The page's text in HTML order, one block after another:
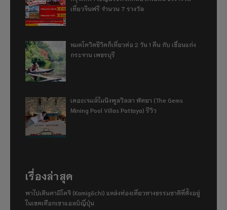
เที่ยวจีนฟรี จำนวน 7 รางวัล
หมดโควิดชีวิตก็เที่ยวต่อ 2 วัน 1 คืน กับ เขื่อนแก่ง
กระจาน เพชรบุรี
เดอะเจมส์ไมนิงพูลวิลลา พัทยา (The Gems
Mining Pool Villas Pattaya) รีวิว
เรื่องล่าสุด
พาไปเดินคามิโคจิ (Kamigōchi) แหล่งท่องเที่ยวทางธรรมชาติที่ตั้งอยู่
ในเขตเทือกเขาแอลป์ญี่ปุ่น